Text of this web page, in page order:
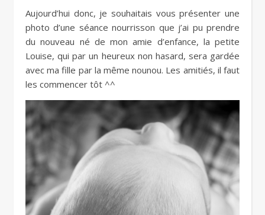
Aujourd’hui donc, je souhaitais vous présenter une
photo d’une séance nourrisson que j’ai pu prendre
du nouveau né de mon amie d’enfance, la petite
Louise, qui par un heureux non hasard, sera gardée
avec ma fille par la même nounou. Les amitiés, il faut
les commencer tôt ^^